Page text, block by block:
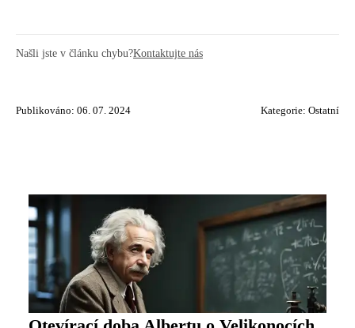
Našli jste v článku chybu?Kontaktujte nás
Publikováno: 06. 07. 2024 Kategorie: Ostatní